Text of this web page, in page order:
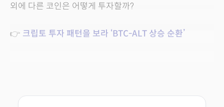
외에 다른 코인은 어떻게 투자할까?
👉 크립토 투자 패턴을 보라 ‘BTC-ALT 상승 순환’